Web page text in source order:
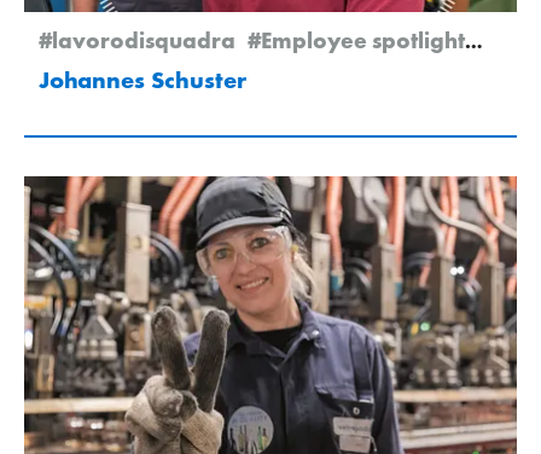
#lavorodisquadra #Employee spotlight
Johannes Schuster